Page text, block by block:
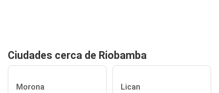
Ciudades cerca de Riobamba
Morona Lican